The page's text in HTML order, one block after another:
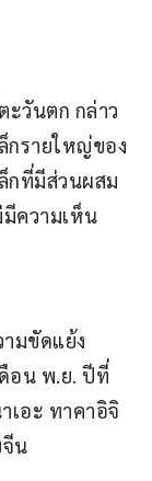
ะวันตก กล่าว
กรายใหญ่ของ
กที่มีส่วนผสม
ความเห็น
มขัดแย้ง
อน พ.ย. ปีที่
เอะ ทาคาอิจิ
จีน